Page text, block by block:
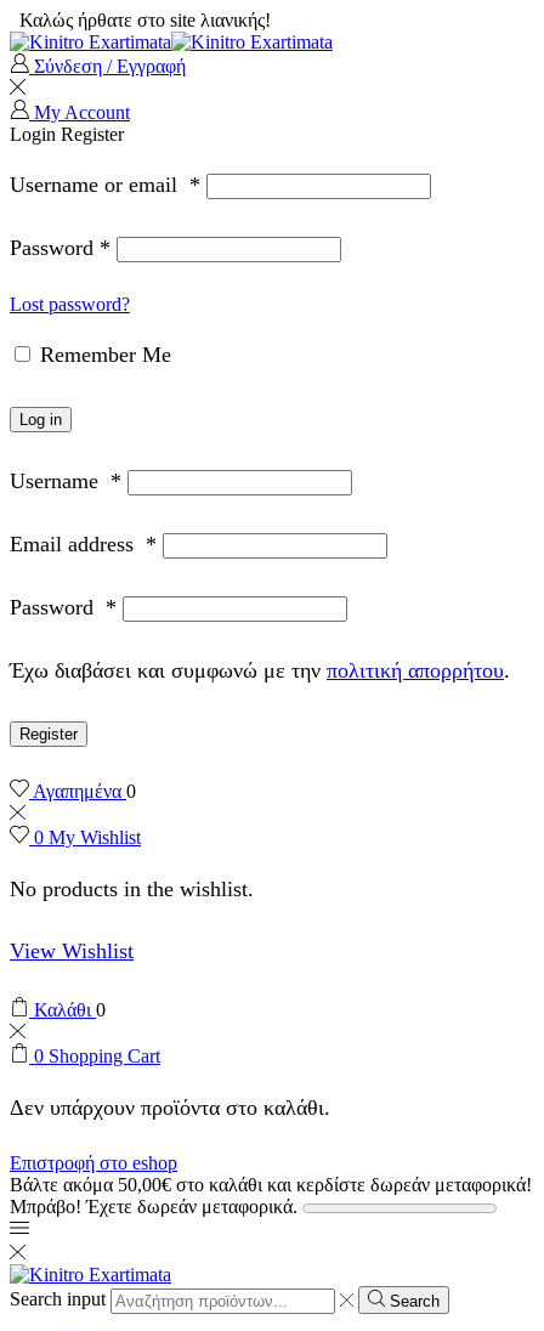
Καλώς ήρθατε στο site λιανικής!
Σύνδεση / Εγγραφή
My Account
Login Register
Username or email *
Password *
Lost password?
Remember Me
Log in
Username *
Email address *
Password *
Έχω διαβάσει και συμφωνώ με την πολιτική απορρήτου.
Register
Αγαπημένα 0
0 My Wishlist
No products in the wishlist.
View Wishlist
Καλάθι 0
0 Shopping Cart
Δεν υπάρχουν προϊόντα στο καλάθι.
Επιστροφή στο eshop
Βάλτε ακόμα 50,00€ στο καλάθι και κερδίστε δωρεάν μεταφορικά!
Μπράβο! Έχετε δωρεάν μεταφορικά.
Search input Search